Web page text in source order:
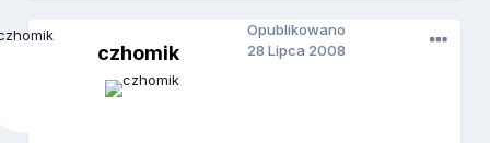
czhomik
Opublikowano
28 Lipca 2008